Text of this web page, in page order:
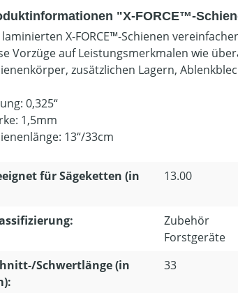
"X-FORCE™-
laminierten X-FORCE™-Schienen
Vorzüge auf Leistungsmerkmalen wie
zusätzlichen Lagern,
0,325“
1,5mm
13“/33cm
für Sägeketten (in
13.00
Zubehör
Forstgeräte
Schwertlänge (in
33